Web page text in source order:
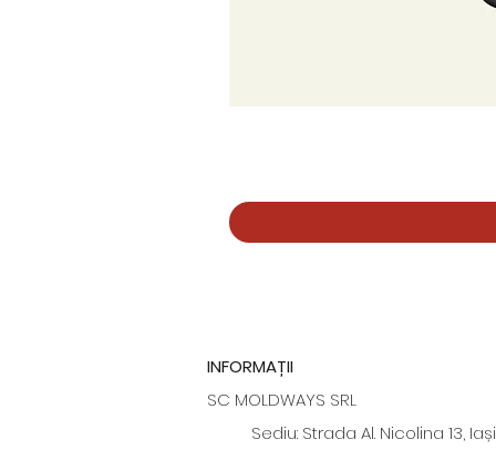
INFORMAȚII
SC MOLDWAYS SRL
Sediu: Strada Al. Nicolina 13,